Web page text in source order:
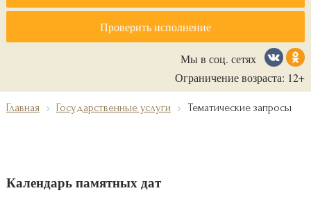
Проверить исполнение
Мы в соц. сетях
Ограничение возраста: 12+
Главная Государственные услуги Тематические запросы
Календарь памятных дат